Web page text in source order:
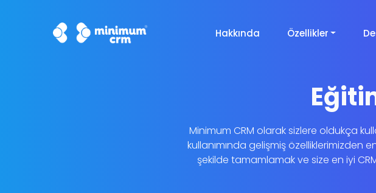
Hakkında Özellikler
Minimum CRM olarak sizlere oldukça
kullanımında gelişmiş özelliklerimizden
şekilde tamamlamak ve size en iyi